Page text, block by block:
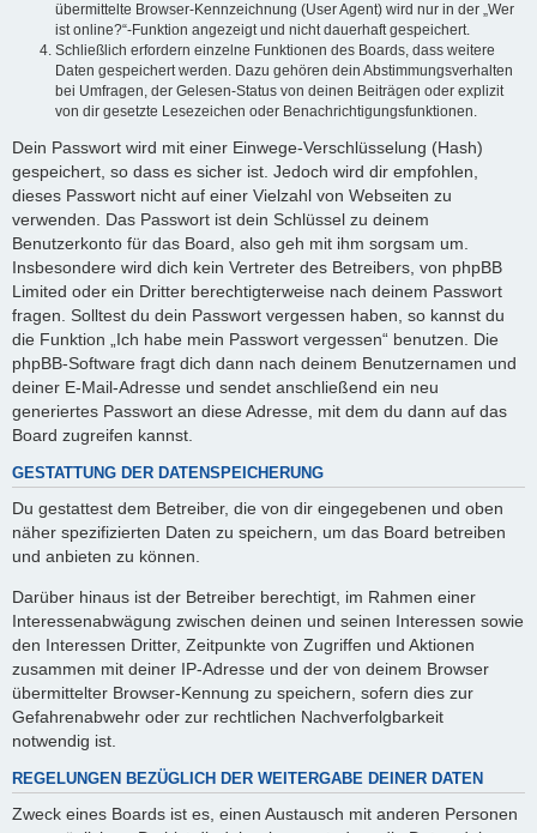
übermittelte Browser-Kennzeichnung (User Agent) wird nur in der „Wer
ist online?“-Funktion angezeigt und nicht dauerhaft gespeichert.
Schließlich erfordern einzelne Funktionen des Boards, dass weitere
Daten gespeichert werden. Dazu gehören dein Abstimmungsverhalten
bei Umfragen, der Gelesen-Status von deinen Beiträgen oder explizit
von dir gesetzte Lesezeichen oder Benachrichtigungsfunktionen.
Dein Passwort wird mit einer Einwege-Verschlüsselung (Hash)
gespeichert, so dass es sicher ist. Jedoch wird dir empfohlen,
dieses Passwort nicht auf einer Vielzahl von Webseiten zu
verwenden. Das Passwort ist dein Schlüssel zu deinem
Benutzerkonto für das Board, also geh mit ihm sorgsam um.
Insbesondere wird dich kein Vertreter des Betreibers, von phpBB
Limited oder ein Dritter berechtigterweise nach deinem Passwort
fragen. Solltest du dein Passwort vergessen haben, so kannst du
die Funktion „Ich habe mein Passwort vergessen“ benutzen. Die
phpBB-Software fragt dich dann nach deinem Benutzernamen und
deiner E-Mail-Adresse und sendet anschließend ein neu
generiertes Passwort an diese Adresse, mit dem du dann auf das
Board zugreifen kannst.
GESTATTUNG DER DATENSPEICHERUNG
Du gestattest dem Betreiber, die von dir eingegebenen und oben
näher spezifizierten Daten zu speichern, um das Board betreiben
und anbieten zu können.
Darüber hinaus ist der Betreiber berechtigt, im Rahmen einer
Interessenabwägung zwischen deinen und seinen Interessen sowie
den Interessen Dritter, Zeitpunkte von Zugriffen und Aktionen
zusammen mit deiner IP-Adresse und der von deinem Browser
übermittelter Browser-Kennung zu speichern, sofern dies zur
Gefahrenabwehr oder zur rechtlichen Nachverfolgbarkeit
notwendig ist.
REGELUNGEN BEZÜGLICH DER WEITERGABE DEINER DATEN
Zweck eines Boards ist es, einen Austausch mit anderen Personen